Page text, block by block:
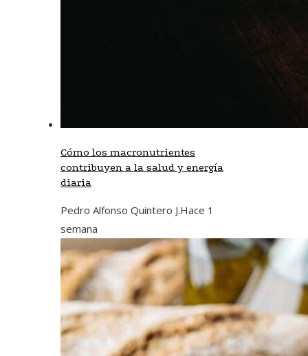
Cómo los macronutrientes
contribuyen a la salud y energía
diaria
Pedro Alfonso Quintero J.Hace 1
semana